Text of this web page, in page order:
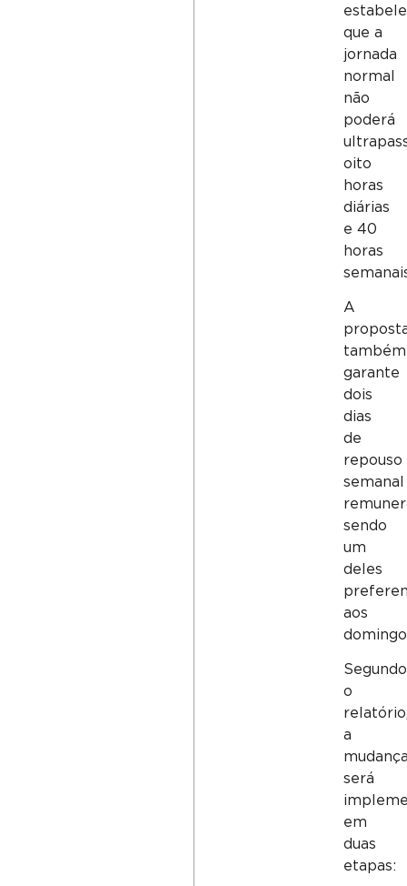
que a
jornada
normal
não
poderá
oito
horas
diárias
e 40
horas
A
também
garante
dois
dias
de
repouso
semanal
sendo
um
deles
aos
Segundo
o
a
será
em
duas
etapas: